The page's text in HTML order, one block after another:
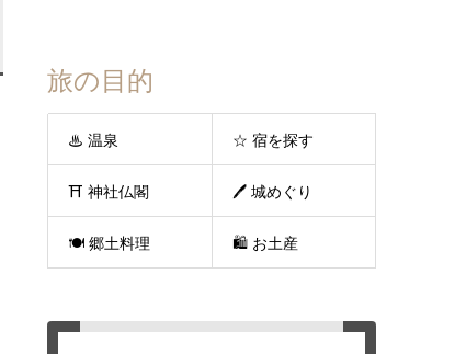
旅の目的
♨ 温泉 ☆ 宿を探す
⛩ 神社仏閣 🖊 城めぐり
🍽 郷土料理 🛍 お土産